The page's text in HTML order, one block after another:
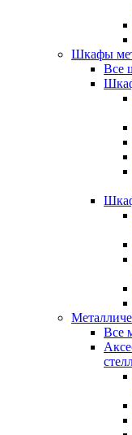
Шкафы
Все
Все